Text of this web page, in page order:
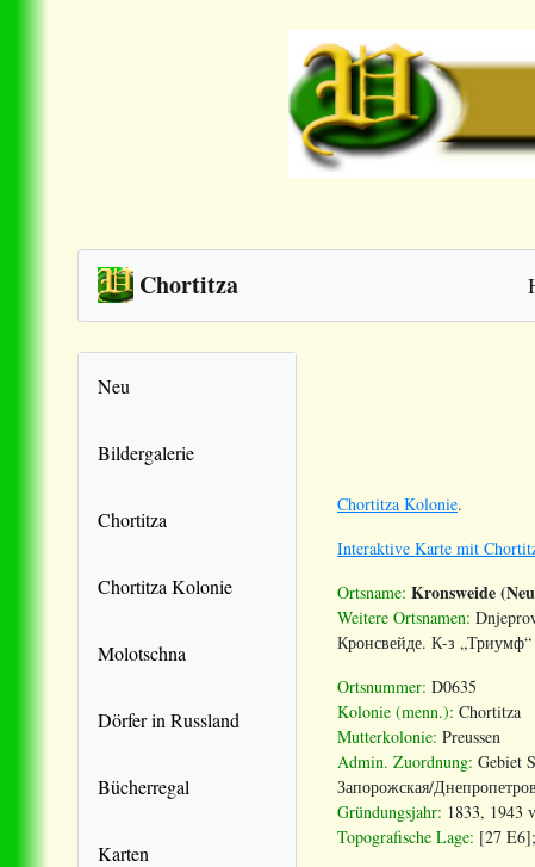
Chortitza
Neu
Bildergalerie
Chortitza
Chortitza Kolonie
Molotschna
Dörfer in Russland
Bücherregal
Karten
Chortitza Kolonie.
Interaktive Karte mit
Ortsname: Kronsweide
Weitere Ortsnamen:
Кронсвейде. К-з
Ortsnummer: D0635
Kolonie (menn.): Chortitza
Mutterkolonie: Preussen
Admin. Zuordnung: Gebiet
Запорожская/
Gründungsjahr: 1833, 1943
Topografische Lage: [27